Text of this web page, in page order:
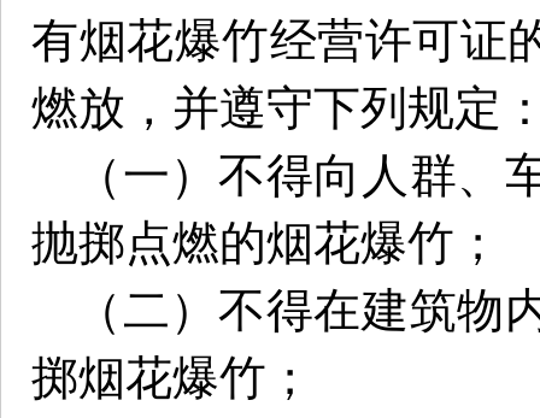
有烟花爆竹经营许可证
燃放，并遵守下列规定
（一）不得向人群
抛掷点燃的烟花爆竹；
（二）不得在建筑
掷烟花爆竹；